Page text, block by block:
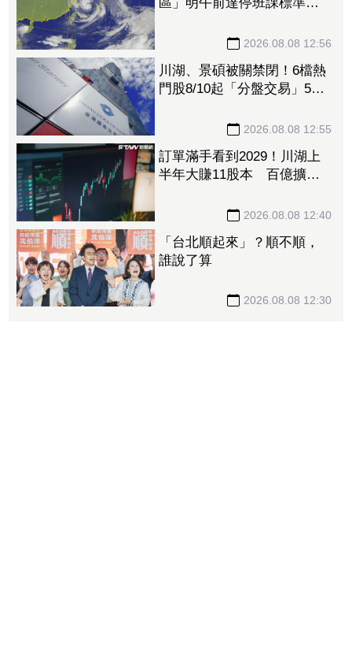
2026.08.08 12:56
川湖、景碩被關禁閉！6檔熱
門股8/10起「分盤交易」57
2026.08.08 12:55
訂單滿手看到2029！川湖上
半年大賺11股本 百億擴產
2026.08.08 12:40
「台北順起來」？順不順，
誰說了算
2026.08.08 12:30